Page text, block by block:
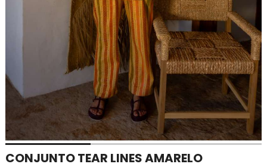
CONJUNTO TEAR LINES AMARELO
Saltar